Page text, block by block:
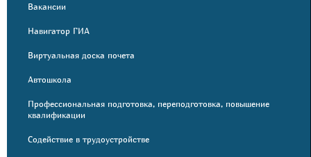
Вакансии
Навигатор ГИА
Виртуальная доска почета
Автошкола
Профессиональная подготовка, переподготовка, повышение
квалификации
Содействие в трудоустройстве